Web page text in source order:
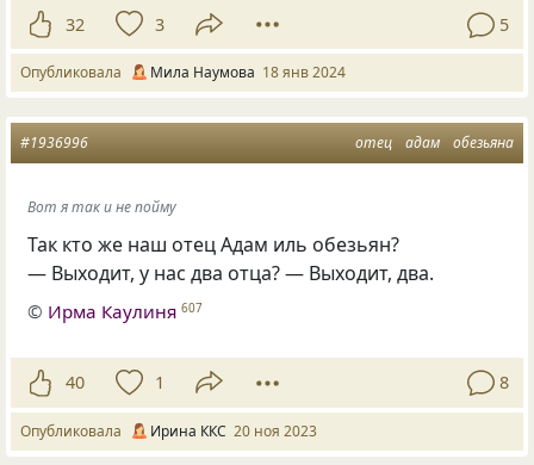
32 3 5
Опубликовала Мила Наумова 18 янв 2024
отец адам обезьяна
#1936996
Вот я так и не пойму
Так кто же наш отец Адам иль обезьян?
— Выходит, у нас два отца? — Выходит, два.
© Ирма Каулиня 607
40 1 8
Опубликовала Ирина ККС 20 ноя 2023